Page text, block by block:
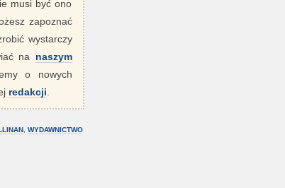
musi być ono
zapoznać
wystarczy
na naszym
o nowych
redakcji
, WYDAWNICTWO